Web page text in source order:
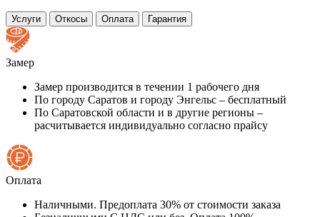
Услуги Откосы Оплата Гарантия
Замер
Замер производится в течении 1 рабочего дня
По городу Саратов и городу Энгельс – бесплатный
По Саратовской области и в другие регионы –
расчитывается индивидуально согласно прайсу
Оплата
Наличными. Предоплата 30% от стоимости заказа